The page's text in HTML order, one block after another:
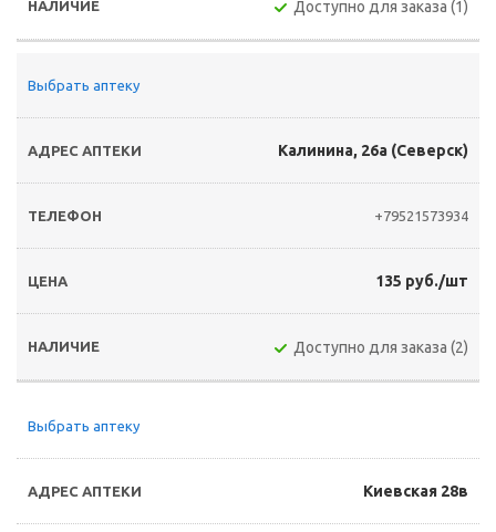
Доступно для заказа (1)
Выбрать аптеку
Калинина, 26а (Северск)
+79521573934
135 руб./шт
Доступно для заказа (2)
Выбрать аптеку
Киевская 28в